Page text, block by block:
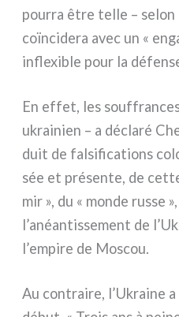
pour­ra être tel­le – selon
coïn­ci­de­ra avec un «
infle­xi­ble pour la
En effet, les
ukrai­nien – a décla­ré
duit de fal­si­fi­ca­tions
sée et pré­sen­te, de
mir », du « mon­de rus­se
l’anéantissement de
l’empire de Moscou.
Au con­trai­re, l’Ukraine